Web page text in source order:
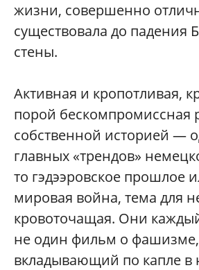
жизни, совершенно
существовала до падения
стены.
Активная и кропотливая,
порой бескомпромиссная
собственной историей —
главных «трендов»
то гэдээровское прошлое
мировая война, тема для
кровоточащая. Они
не один фильм о фашизме,
вкладывающий по капле в